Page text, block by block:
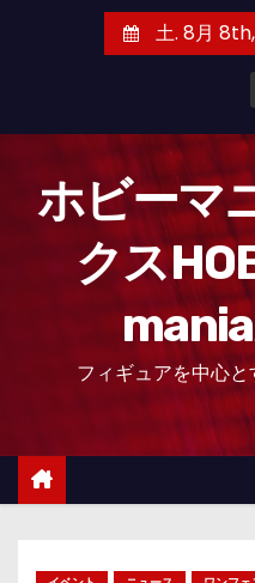
土. 8月
ホビーマ
クス
フィギュアを中心